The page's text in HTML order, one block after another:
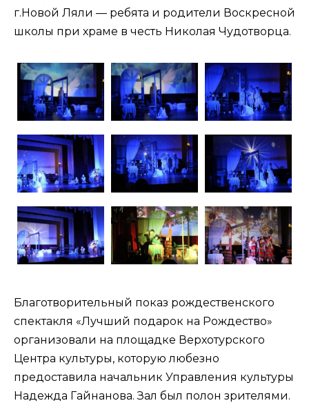
г.Новой Ляли — ребята и родители Воскресной
школы при храме в честь Николая Чудотворца.
Благотворительный показ рождественского
спектакля «Лучший подарок на Рождество»
организовали на площадке Верхотурского
Центра культуры, которую любезно
предоставила начальник Управления культуры
Надежда Гайнанова. Зал был полон зрителями.